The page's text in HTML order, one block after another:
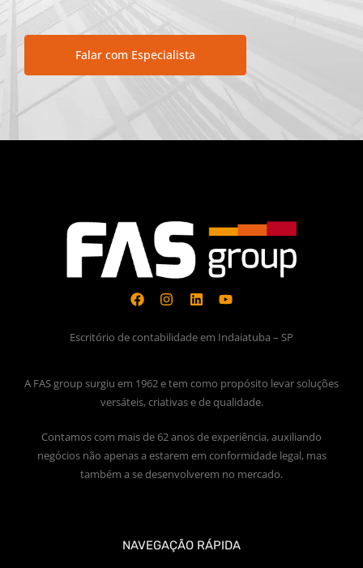
Falar com Especialista
Escritório de contabilidade em Indaiatuba – SP
A FAS group surgiu em 1962 e tem como propósito levar soluções
versáteis, criativas e de qualidade.
Contamos com mais de 62 anos de experiência, auxiliando
negócios não apenas a estarem em conformidade legal, mas
também a se desenvolverem no mercado.
NAVEGAÇÃO RÁPIDA